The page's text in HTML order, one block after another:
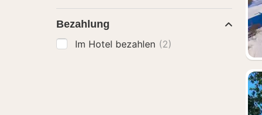
Bezahlung
Im Hotel bezahlen (2)